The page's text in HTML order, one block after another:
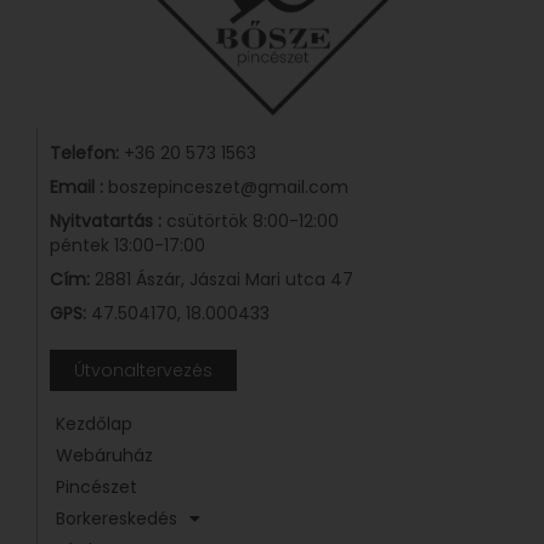
Telefon: +36 20 573 1563
Email : boszepinceszet@gmail.com
Nyitvatartás : csütörtök 8:00-12:00
péntek 13:00-17:00
Cím: 2881 Ászár, Jászai Mari utca 47
GPS: 47.504170, 18.000433
Útvonaltervezés
Kezdőlap
Webáruház
Pincészet
Borkereskedés